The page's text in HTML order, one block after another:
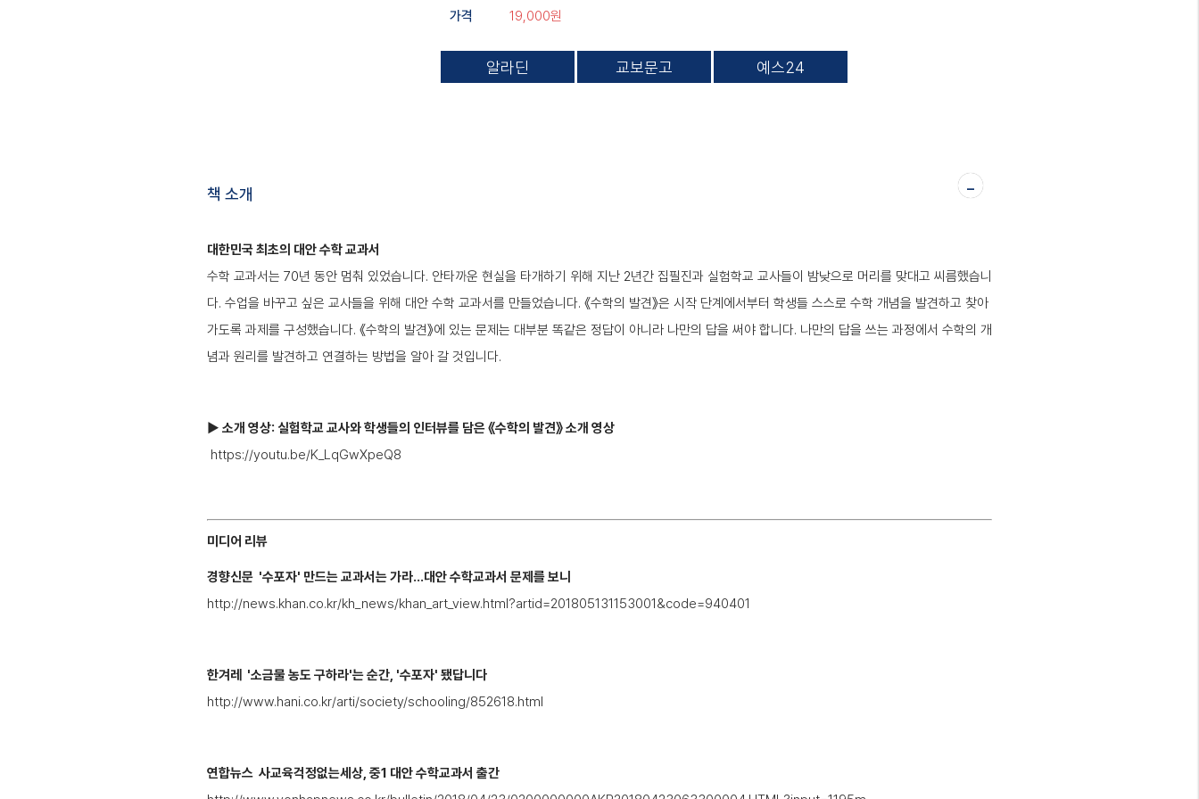
가격 19,000원
알라딘 교보문고 예스24
-
책 소개
대한민국 최초의 대안 수학 교과서
수학 교과서는 70년 동안 멈춰 있었습니다. 안타까운 현실을 타개하기 위해 지난 2년간 집필진과 실험학교 교사들이 밤낮으로 머리를 맞대고 씨름했습니
다. 수업을 바꾸고 싶은 교사들을 위해 대안 수학 교과서를 만들었습니다. 《수학의 발견》은 시작 단계에서부터 학생들 스스로 수학 개념을 발견하고 찾아
가도록 과제를 구성했습니다. 《수학의 발견》에 있는 문제는 대부분 똑같은 정답이 아니라 나만의 답을 써야 합니다. 나만의 답을 쓰는 과정에서 수학의 개
념과 원리를 발견하고 연결하는 방법을 알아 갈 것입니다.
▶ 소개 영상: 실험학교 교사와 학생들의 인터뷰를 담은 《수학의 발견》 소개 영상
https://youtu.be/K_LqGwXpeQ8
미디어 리뷰
경향신문 '수포자' 만드는 교과서는 가라...대안 수학교과서 문제를 보니
http://news.khan.co.kr/kh_news/khan_art_view.html?artid=201805131153001&code=940401
한겨레 '소금물 농도 구하라'는 순간, '수포자' 됐답니다
http://www.hani.co.kr/arti/society/schooling/852618.html
연합뉴스 사교육걱정없는세상, 중1 대안 수학교과서 출간